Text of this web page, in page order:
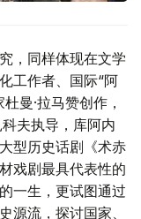
，同样体现在文学
工作者、国际“阿
曼·拉马赞创作，
夫执导，库阿内
型历史话剧《术赤
戏剧最具代表性的
一生，更试图通过
源流，探讨国家、